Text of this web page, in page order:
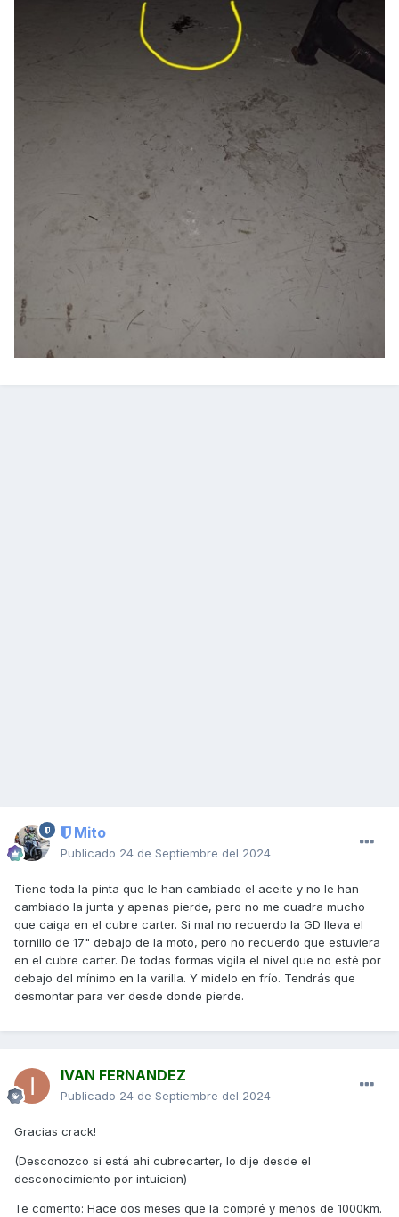
Mito
Publicado 24 de Septiembre del 2024
Tiene toda la pinta que le han cambiado el aceite y no le han
cambiado la junta y apenas pierde, pero no me cuadra mucho
que caiga en el cubre carter. Si mal no recuerdo la GD lleva el
tornillo de 17" debajo de la moto, pero no recuerdo que estuviera
en el cubre carter. De todas formas vigila el nivel que no esté por
debajo del mínimo en la varilla. Y midelo en frío. Tendrás que
desmontar para ver desde donde pierde.
IVAN FERNANDEZ
Publicado 24 de Septiembre del 2024
Gracias crack!
(Desconozco si está ahi cubrecarter, lo dije desde el
desconocimiento por intuicion)
Te comento: Hace dos meses que la compré y menos de 1000km.